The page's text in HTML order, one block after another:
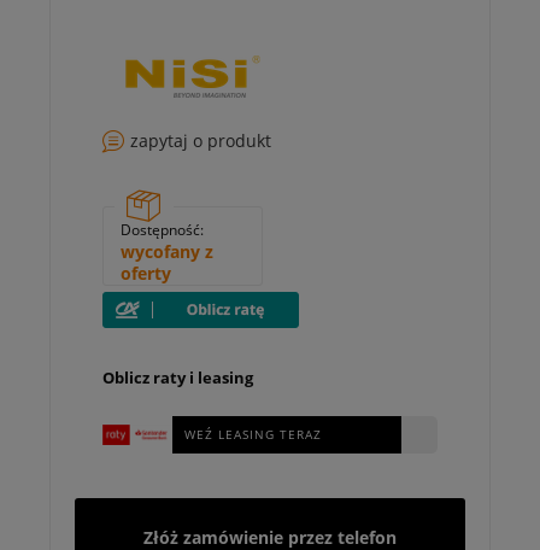
zapytaj o produkt
Dostępność:
wycofany z
oferty
Oblicz raty i leasing
WEŹ LEASING TERAZ
Złóż zamówienie przez telefon